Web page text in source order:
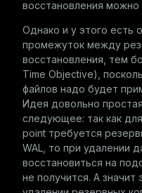
восстановления можно
Однако и у этого есть
промежуток между
восстановления, тем
Time Objective),
файлов надо будет
Идея довольно
следующее: так как
point требуется
WAL, то при удалении
восстановиться на
не получится. А